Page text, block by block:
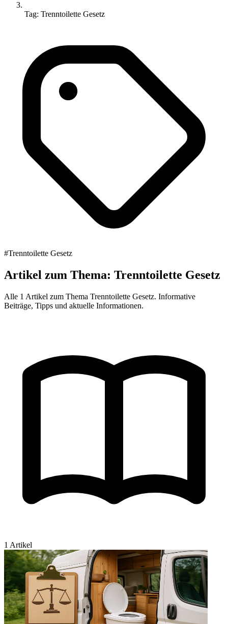
Tag: Trenntoilette Gesetz
#Trenntoilette Gesetz
Artikel zum Thema: Trenntoilette Gesetz
Alle 1 Artikel zum Thema Trenntoilette Gesetz. Informative
Beiträge, Tipps und aktuelle Informationen.
1 Artikel